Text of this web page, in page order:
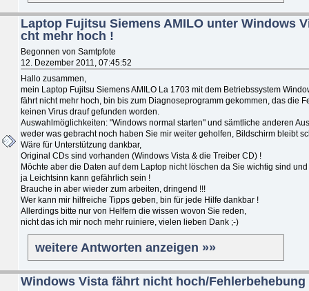
Laptop Fujitsu Siemens AMILO unter Windows
cht mehr hoch !
Begonnen von Samtpfote
12. Dezember 2011, 07:45:52
Hallo zusammen,
mein Laptop Fujitsu Siemens AMILO La 1703 mit dem Betriebssystem
fährt nicht mehr hoch, bin bis zum Diagnoseprogramm gekommen, das die
keinen Virus drauf gefunden worden.
Auswahlmöglichkeiten: "Windows normal starten" und sämtliche anderen
weder was gebracht noch haben Sie mir weiter geholfen, Bildschirm bleibt
Wäre für Unterstützung dankbar,
Original CDs sind vorhanden (Windows Vista & die Treiber CD) !
Möchte aber die Daten auf dem Laptop nicht löschen da Sie wichtig sind
ja Leichtsinn kann gefährlich sein !
Brauche in aber wieder zum arbeiten, dringend !!!
Wer kann mir hilfreiche Tipps geben, bin für jede Hilfe dankbar !
Allerdings bitte nur von Helfern die wissen wovon Sie reden,
nicht das ich mir noch mehr ruiniere, vielen lieben Dank ;-)
weitere Antworten anzeigen »»
Windows Vista fährt nicht hoch/